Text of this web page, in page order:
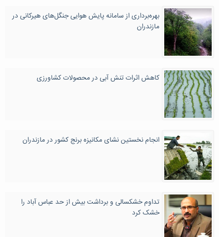
بهره‌برداری از سامانه پایش هوایی جنگل‌های هیرکانی در
مازندران
کاهش اثرات تنش آبی در محصولات کشاورزی
انجام نخستین نشای مکانیزه برنج کشور در مازندران
تداوم خشکسالی و برداشت بیش از حد عباس آباد را
خشک کرد